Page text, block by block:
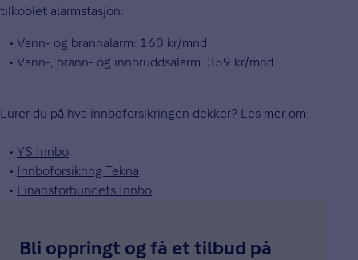
tilkoblet alarmstasjon:
• Vann- og brannalarm: 160 kr/mnd
• Vann-, brann- og innbruddsalarm: 359 kr/mnd
Lurer du på hva innboforsikringen dekker? Les mer om:
• YS Innbo
• Innboforsikring Tekna
• Finansforbundets Innbo
Bli oppringt og få et tilbud på